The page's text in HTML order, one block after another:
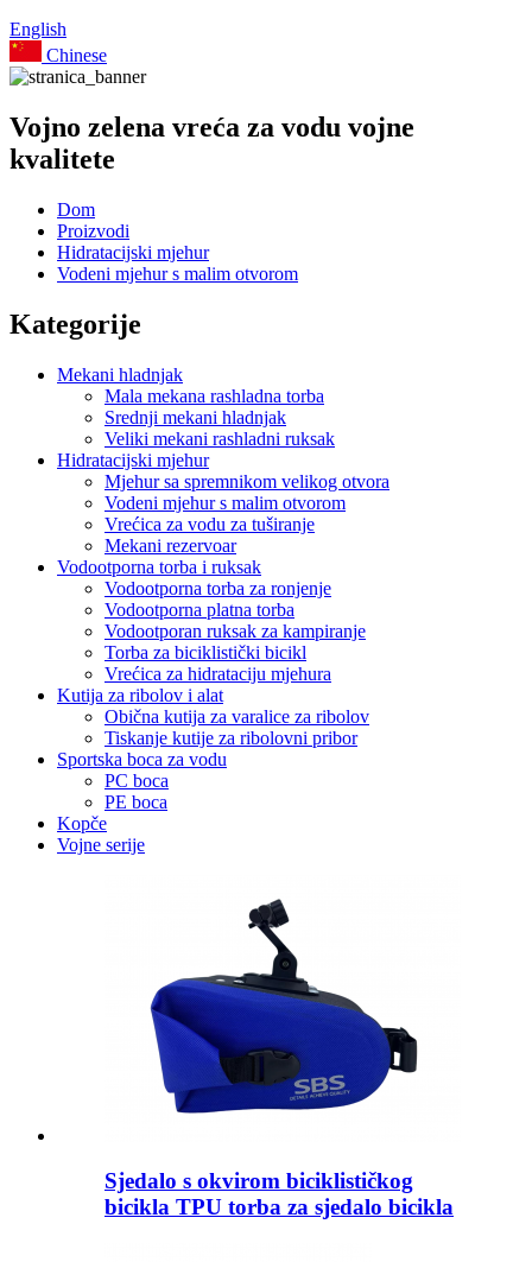
English
Chinese
Vojno zelena vreća za vodu vojne
kvalitete
Dom
Proizvodi
Hidratacijski mjehur
Vodeni mjehur s malim otvorom
Kategorije
Mekani hladnjak
Mala mekana rashladna torba
Srednji mekani hladnjak
Veliki mekani rashladni ruksak
Hidratacijski mjehur
Mjehur sa spremnikom velikog otvora
Vodeni mjehur s malim otvorom
Vrećica za vodu za tuširanje
Mekani rezervoar
Vodootporna torba i ruksak
Vodootporna torba za ronjenje
Vodootporna platna torba
Vodootporan ruksak za kampiranje
Torba za biciklistički bicikl
Vrećica za hidrataciju mjehura
Kutija za ribolov i alat
Obična kutija za varalice za ribolov
Tiskanje kutije za ribolovni pribor
Sportska boca za vodu
PC boca
PE boca
Kopče
Vojne serije
Sjedalo s okvirom biciklističkog
bicikla TPU torba za sjedalo bicikla